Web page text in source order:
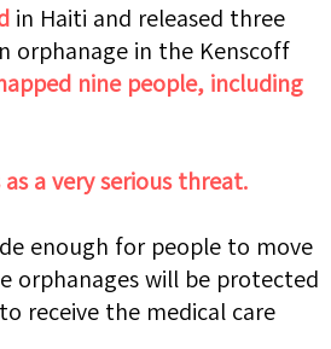
in Haiti and released three
orphanage in the Kenscoff
nine people, including
a very serious threat.
enough for people to move
orphanages will be protected
receive the medical care